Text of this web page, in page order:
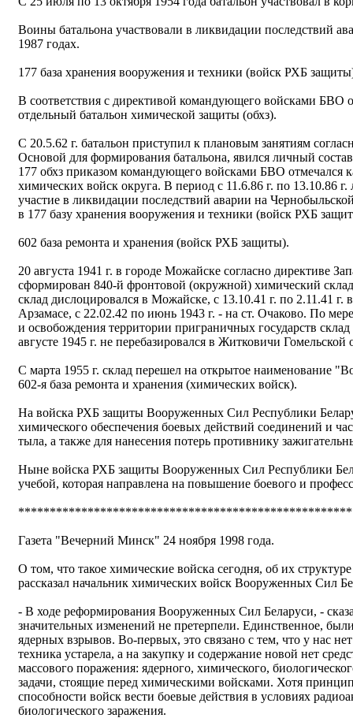
Воины батальона участвовали в ликвидации последствий
1987 годах.
177 база хранения вооружения и техники (войск РХБ
В соответствия с директивой командующего войсками БВО
отдельный батальон химической защиты (обхз).
С 20.5.62 г. батальон приступил к плановым занятиям
Основой для формирования батальона, явился личный
177 обхз приказом командующего войсками БВО отмечался
химических войск округа. В период с 11.6.86 г. по 13.10.86
участие в ликвидации последствий аварии на
в 177 базу хранения вооружения и техники (войск РХБ
602 база ремонта и хранения (войск РХБ защиты).
20 августа 1941 г. в городе Можайске согласно директиве
сформирован 840-й фронтовой (окружной) химический
склад дислоцировался в Можайске, с 13.10.41 г. по 2.11.41 г.
Арзамасе, с 22.02.42 по июнь 1943 г. - на ст. Очаково. По
и освобождения территории приграничных государств
августе 1945 г. не перебазировался в Житковичи Гомельской
С марта 1955 г. склад перешел на открытое наименование
602-я база ремонта и хранения (химических войск).
На войска РХБ защиты Вооруженных Сил Республики
химического обеспечения боевых действий соединений и
тыла, а также для нанесения потерь противнику
Ныне войска РХБ защиты Вооруженных Сил Республики
учебой, которая направлена на повышение боевого и
Газета "Вечерний Минск" 24 ноября 1998 года.
О том, что такое химические войска сегодня, об их
рассказал начальник химических войск Вооруженных Сил
- В ходе реформирования Вооруженных Сил Беларуси, -
значительных изменений не претерпели. Единственное,
ядерных взрывов. Во-первых, это связано с тем, что у нас
техника устарела, а на закупку и содержание новой нет
массового поражения: ядерного, химического,
задачи, стоящие перед химическими войсками. Хотя
способности войск вести боевые действия в условиях
биологического заражения.